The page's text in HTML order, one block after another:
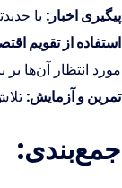
پیگیری اخبار: با
استفاده از تقویم
مورد انتظار آن‌ها بر
تمرین و آزمایش:
جمع‌بندی: